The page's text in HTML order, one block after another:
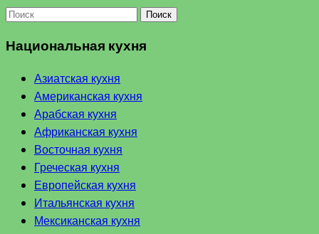
Поиск
Национальная кухня
Азиатская кухня
Американская кухня
Арабская кухня
Африканская кухня
Восточная кухня
Греческая кухня
Европейская кухня
Итальянская кухня
Мексиканская кухня